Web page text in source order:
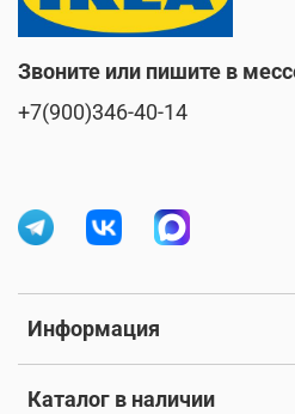
Информация
Каталог в наличии
Звоните или пишите в
+7(900)346-40-14